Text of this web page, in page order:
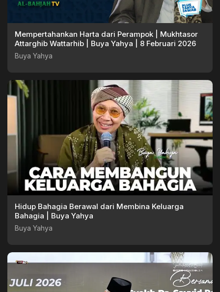
Mempertahankan Harta dari Perampok | Mukhtasor
Attarghib Wattarhib | Buya Yahya | 8 Februari 2026
Buya Yahya
Hidup Bahagia Berawal dari Membina Keluarga
Bahagia | Buya Yahya
Buya Yahya